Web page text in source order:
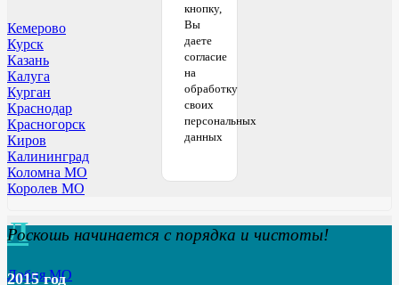
Кемерово
Курск
Казань
Калуга
Курган
Краснодар
Красногорск
Киров
Калининград
Коломна МО
Королев МО
Л
Лобня МО
кнопку,
Вы
даете
согласие
на
обработку
своих
персональных
данных
Роскошь начинается с порядка и чистоты!
2015 год